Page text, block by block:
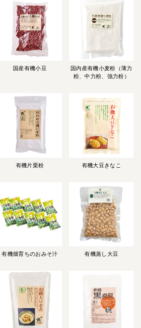
国産有機小豆
国内産有機小麦粉（薄力
粉、中力粉、強力粉）
有機片栗粉 有機大豆きなこ
有機畑育ちのおみそ汁 有機蒸し大豆